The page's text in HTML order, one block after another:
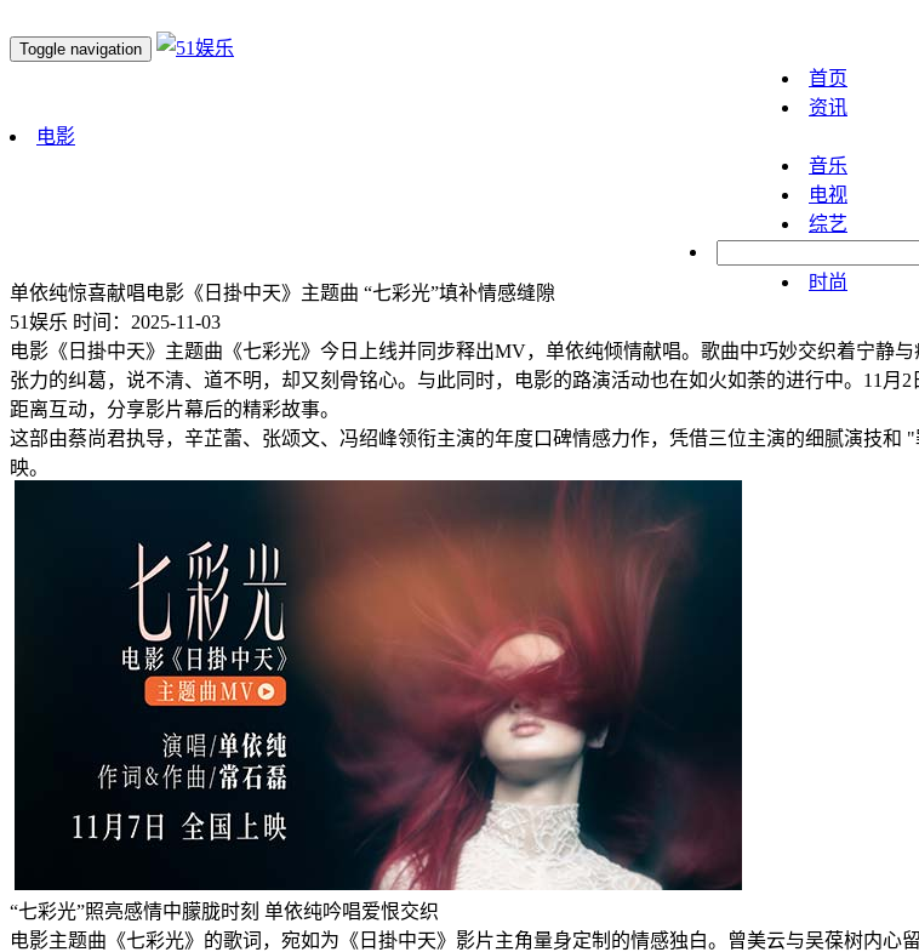
Toggle navigation
首页
资讯
电影
音乐
电视
综艺
时尚
单依纯惊喜献唱电影《日掛中天》主题曲 “七彩光”填补情感缝隙
51娱乐 时间：2025-11-03
电影《日掛中天》主题曲《七彩光》今日上线并同步释出MV，单依纯倾情献唱。歌曲中巧妙交织着宁静
张力的纠葛，说不清、道不明，却又刻骨铭心。与此同时，电影的路演活动也在如火如荼的进行中。11
距离互动，分享影片幕后的精彩故事。
这部由蔡尚君执导，辛芷蕾、张颂文、冯绍峰领衔主演的年度口碑情感力作，凭借三位主演的细腻演技
映。
“七彩光”照亮感情中朦胧时刻 单依纯吟唱爱恨交织
电影主题曲《七彩光》的歌词，宛如为《日掛中天》影片主角量身定制的情感独白。曾美云与吴葆树内心